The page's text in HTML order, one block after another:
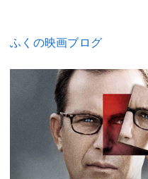
ふくの映画ブログ